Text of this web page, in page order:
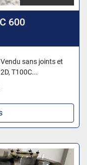
600
sans joints et
T100C...